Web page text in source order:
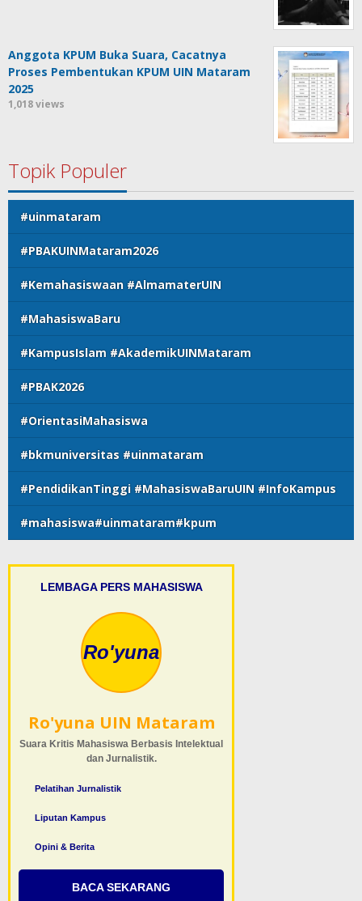
Anggota KPUM Buka Suara, Cacatnya
Proses Pembentukan KPUM UIN Mataram
2025
1,018 views
Topik Populer
#uinmataram
#PBAKUINMataram2026
#Kemahasiswaan #AlmamaterUIN
#MahasiswaBaru
#KampusIslam #AkademikUINMataram
#PBAK2026
#OrientasiMahasiswa
#bkmuniversitas #uinmataram
#PendidikanTinggi #MahasiswaBaruUIN #InfoKampus
#mahasiswa#uinmataram#kpum
LEMBAGA PERS MAHASISWA
Ro'yuna
Ro'yuna UIN Mataram
Suara Kritis Mahasiswa Berbasis Intelektual
dan Jurnalistik.
Pelatihan Jurnalistik
Liputan Kampus
Opini & Berita
BACA SEKARANG